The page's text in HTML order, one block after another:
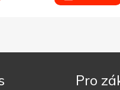
Pro